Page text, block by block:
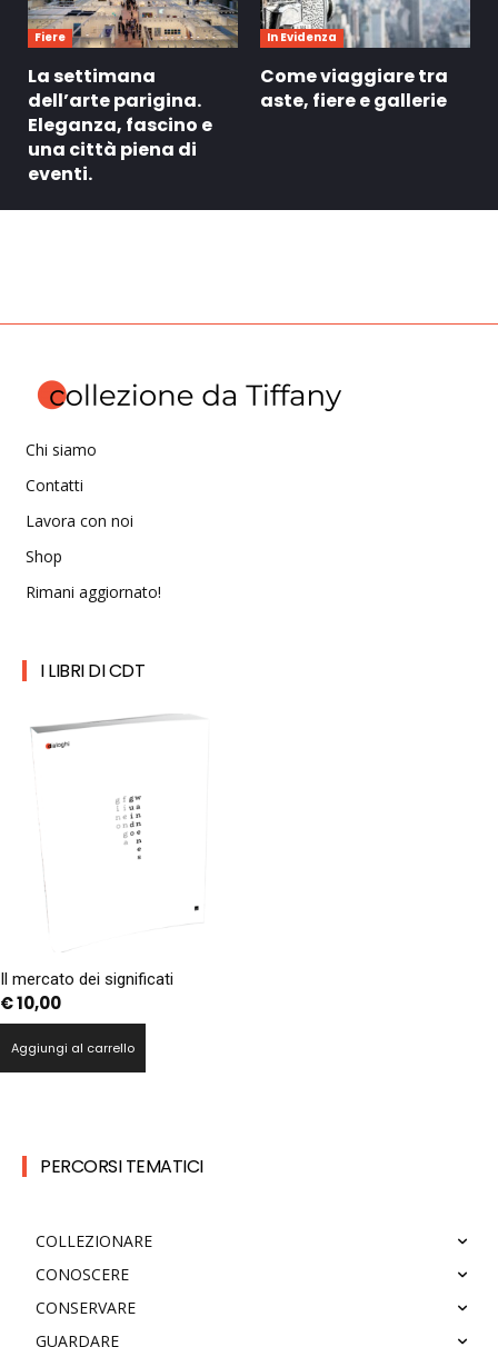
Fiere
La settimana
dell’arte parigina.
Eleganza, fascino e
una città piena di
eventi.
In Evidenza
Come viaggiare tra
aste, fiere e gallerie
Chi siamo
Contatti
Lavora con noi
Shop
Rimani aggiornato!
I LIBRI DI CDT
Il mercato dei significati
€10,00
Aggiungi al carrello
PERCORSI TEMATICI
COLLEZIONARE
CONOSCERE
CONSERVARE
GUARDARE